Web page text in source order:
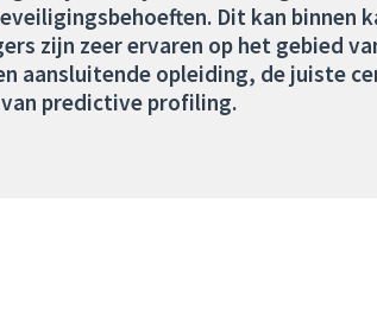
Dit kan binnen
zijn zeer ervaren op het gebied
aansluitende opleiding, de juiste
predictive profiling.